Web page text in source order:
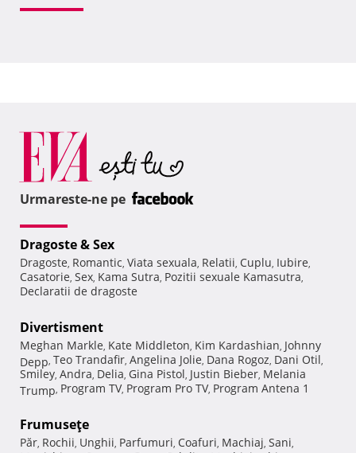
Urmareste-ne pe
Dragoste & Sex
Dragoste, Romantic, Viata sexuala, Relatii, Cuplu, Iubire,
Casatorie, Sex, Kama Sutra, Pozitii sexuale Kamasutra,
Declaratii de dragoste
Divertisment
Meghan Markle, Kate Middleton, Kim Kardashian, Johnny
Depp, Teo Trandafir, Angelina Jolie, Dana Rogoz, Dani Otil,
Smiley, Andra, Delia, Gina Pistol, Justin Bieber, Melania
Trump, Program TV, Program Pro TV, Program Antena 1
Frumuseţe
Păr, Rochii, Unghii, Parfumuri, Coafuri, Machiaj, Sani,